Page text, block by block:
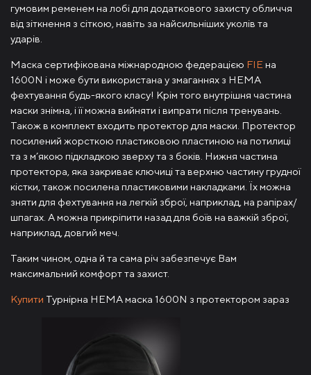
гумовим ременем на лобі для додаткового захисту обличчя
від зіткнення з сіткою, навіть за найсильніших уколів та
ударів.
Маска сертифікована міжнародною федерацією FIE на
1600N і може бути використана у змаганнях з HEMA
фехтування будь-якого класу! Крім того внутрішня частина
маски знімна, і її можна вийняти і випрати після тренувань.
Також в комплект входить протектор для маски. Протектор
посилений жорсткою пластиковою пластиною на потилиці
та з м’якою підкладкою зверху та з боків. Нижня частина
протектора, яка закриває ключиці та верхню частину грудної
кістки, також посилена пластиковими накладками. Їх можна
зняти для фехтування на легкій зброї, наприклад, на рапірах/
шпагах. А можна прикріпити назад для боїв на важкій зброї,
наприклад, довгий меч.
Таким чином, одна й та сама річ забезпечує Вам
максимальний комфорт та захист.
Купити Турнірна HEMA маска 1600N з протектором зараз